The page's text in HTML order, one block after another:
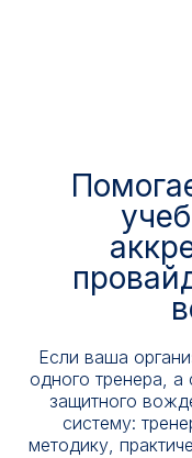
Если ваша
одного тренера,
защитного
систему:
методику,